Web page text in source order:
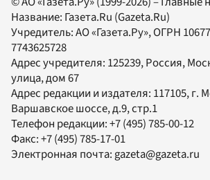
Название: Газета.Ru (Gazeta.Ru)
Учредитель:АО «Газета.Ру», ОГРН
7743625728
Адрес учредителя: 125239, Россия,
улица, дом 67
Адрес редакции и издателя: 117105, г.
Варшавское шоссе, д.9, стр.1
Телефон редакции:+7 (495) 785-00-12
Факс:+7 (495) 785-17-01
Электронная почта:gazeta@gazeta.ru